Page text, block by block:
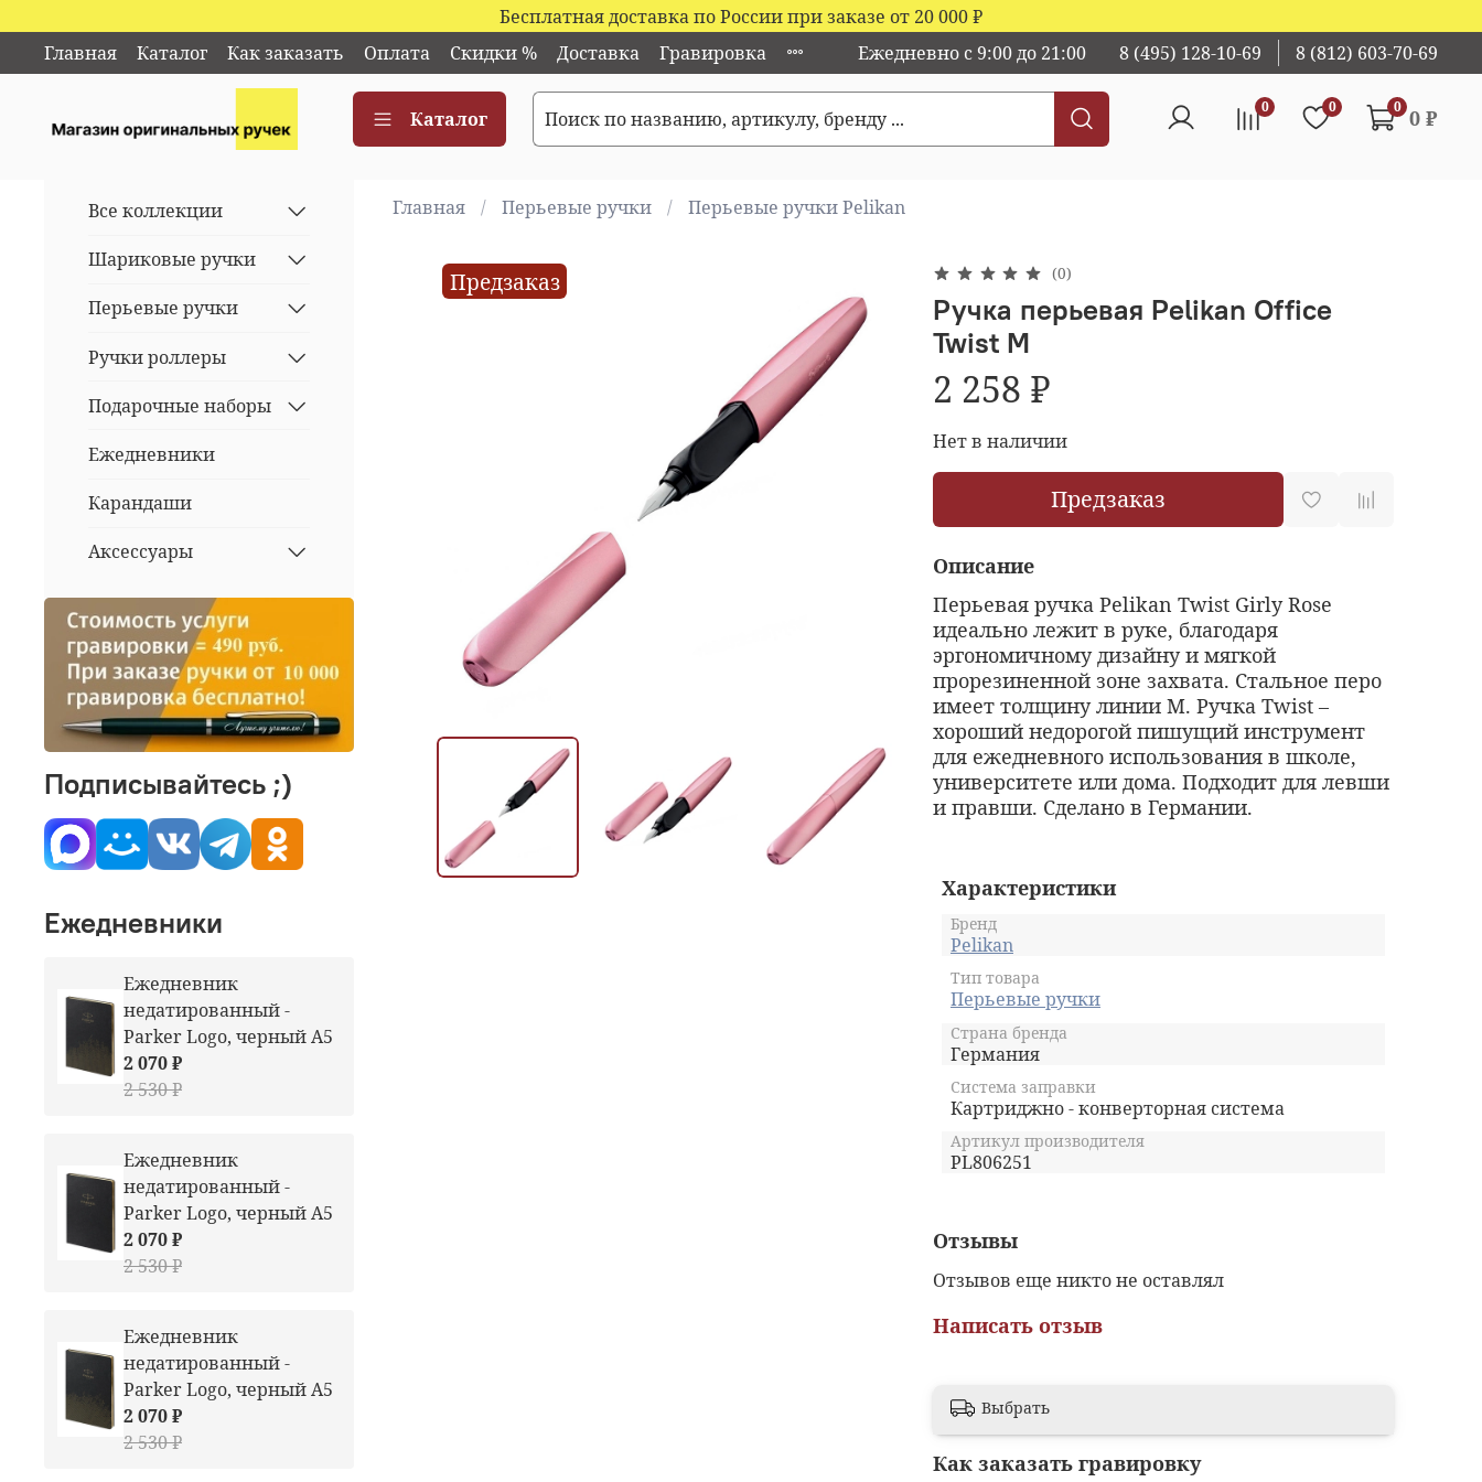
Бесплатная доставка по России при заказе от 20 000₽
Главная
Каталог Как заказать Оплата Скидки % Доставка Гравировка Ежедневно с 9:00 до 21:00 8 (495) 128-10-69 8 (812) 603-70-69
Каталог
0 0 0 0 ₽
Главная Перьевые ручки Перьевые ручки Pelikan
Предзаказ (0)
Ручка перьевая Pelikan Office
Twist M
2 258 ₽
Нет в наличии
Предзаказ
Описание
Перьевая ручка Pelikan Twist Girly Rose
идеально лежит в руке, благодаря
эргономичному дизайну и мягкой
прорезиненной зоне захвата. Стальное перо
имеет толщину линии М. Ручка Twist –
хороший недорогой пишущий инструмент
для ежедневного использования в школе,
университете или дома. Подходит для левши
и правши. Сделано в Германии.
Характеристики
Бренд
Pelikan
Тип товара
Перьевые ручки
Страна бренда
Германия
Система заправки
Картриджно - конверторная система
Артикул производителя
PL806251
Отзывы
Отзывов еще никто не оставлял
Написать отзыв
Выбрать
Как заказать гравировку
Все коллекции
Шариковые ручки
Перьевые ручки
Ручки роллеры
Подарочные наборы
Ежедневники
Карандаши
Аксессуары
Подписывайтесь ;)
Ежедневники
Ежедневник
недатированный -
Parker Logo, черный А5
2 070 ₽
2 530 ₽
Ежедневник
недатированный -
Parker Logo, черный А5
2 070 ₽
2 530 ₽
Ежедневник
недатированный -
Parker Logo, черный А5
2 070 ₽
2 530 ₽